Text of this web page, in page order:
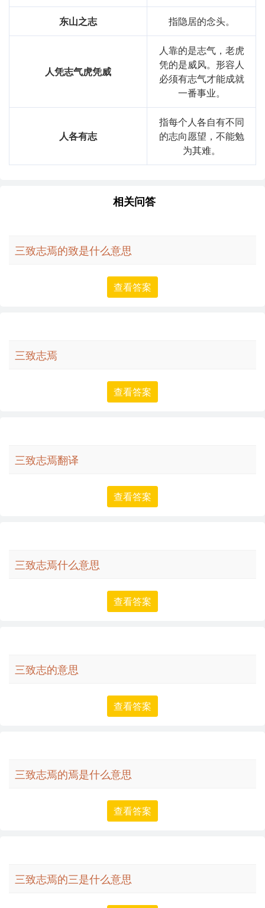
东山之志 指隐居的念头。
人凭志气虎凭威
人靠的是志气，老虎
凭的是威风。形容人
必须有志气才能成就
一番事业。
人各有志
指每个人各自有不同
的志向愿望，不能勉
为其难。
相关问答
三致志焉的致是什么意思
查看答案
三致志焉
查看答案
三致志焉翻译
查看答案
三致志焉什么意思
查看答案
三致志的意思
查看答案
三致志焉的焉是什么意思
查看答案
三致志焉的三是什么意思